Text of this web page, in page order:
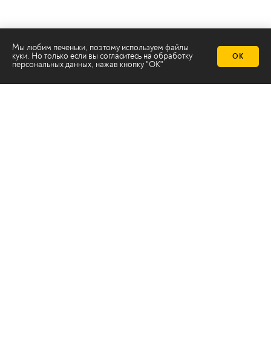
Мы любим печеньки, поэтому используем файлы
куки. Но только если вы согласитесь на обработку
персональных данных, нажав кнопку "ОК"
ОК